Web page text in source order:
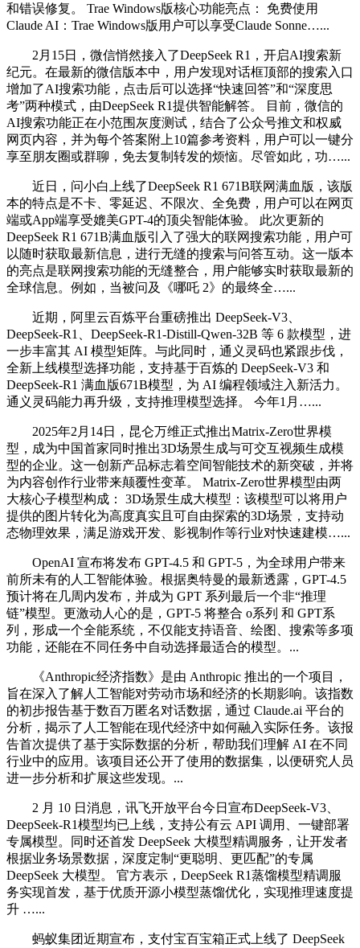
和错误修复。 Trae Windows版核心功能亮点： 免费使用
Claude AI：Trae Windows版用户可以享受Claude Sonne…...
2月15日，微信悄然接入了DeepSeek R1，开启AI搜索新
纪元。在最新的微信版本中，用户发现对话框顶部的搜索入口
增加了AI搜索功能，点击后可以选择“快速回答”和“深度思
考”两种模式，由DeepSeek R1提供智能解答。 目前，微信的
AI搜索功能正在小范围灰度测试，结合了公众号推文和权威
网页内容，并为每个答案附上10篇参考资料，用户可以一键分
享至朋友圈或群聊，免去复制转发的烦恼。尽管如此，功…...
近日，问小白上线了DeepSeek R1 671B联网满血版，该版
本的特点是不卡、零延迟、不限次、全免费，用户可以在网页
端或App端享受媲美GPT-4的顶尖智能体验。 此次更新的
DeepSeek R1 671B满血版引入了强大的联网搜索功能，用户可
以随时获取最新信息，进行无缝的搜索与问答互动。这一版本
的亮点是联网搜索功能的无缝整合，用户能够实时获取最新的
全球信息。例如，当被问及《哪吒 2》的最终全…...
近期，阿里云百炼平台重磅推出 DeepSeek-V3、
DeepSeek-R1、DeepSeek-R1-Distill-Qwen-32B 等 6 款模型，进
一步丰富其 AI 模型矩阵。与此同时，通义灵码也紧跟步伐，
全新上线模型选择功能，支持基于百炼的 DeepSeek-V3 和
DeepSeek-R1 满血版671B模型，为 AI 编程领域注入新活力。
通义灵码能力再升级，支持推理模型选择。 今年1月…...
2025年2月14日，昆仑万维正式推出Matrix-Zero世界模
型，成为中国首家同时推出3D场景生成与可交互视频生成模
型的企业。这一创新产品标志着空间智能技术的新突破，并将
为内容创作行业带来颠覆性变革。 Matrix-Zero世界模型由两
大核心子模型构成： 3D场景生成大模型：该模型可以将用户
提供的图片转化为高度真实且可自由探索的3D场景，支持动
态物理效果，满足游戏开发、影视制作等行业对快速建模…...
OpenAI 宣布将发布 GPT-4.5 和 GPT-5，为全球用户带来
前所未有的人工智能体验。根据奥特曼的最新透露，GPT-4.5
预计将在几周内发布，并成为 GPT 系列最后一个非“推理
链”模型。更激动人心的是，GPT-5 将整合 o系列 和 GPT系
列，形成一个全能系统，不仅能支持语音、绘图、搜索等多项
功能，还能在不同任务中自动选择最适合的模型。...
《Anthropic经济指数》是由 Anthropic 推出的一个项目，
旨在深入了解人工智能对劳动市场和经济的长期影响。该指数
的初步报告基于数百万匿名对话数据，通过 Claude.ai 平台的
分析，揭示了人工智能在现代经济中如何融入实际任务。该报
告首次提供了基于实际数据的分析，帮助我们理解 AI 在不同
行业中的应用。该项目还公开了使用的数据集，以便研究人员
进一步分析和扩展这些发现。...
2 月 10 日消息，讯飞开放平台今日宣布DeepSeek-V3、
DeepSeek-R1模型均已上线，支持公有云 API 调用、一键部署
专属模型。同时还首发 DeepSeek 大模型精调服务，让开发者
根据业务场景数据，深度定制“更聪明、更匹配”的专属
DeepSeek 大模型。 官方表示，DeepSeek R1蒸馏模型精调服
务实现首发，基于优质开源小模型蒸馏优化，实现推理速度提
升 …...
蚂蚁集团近期宣布，支付宝百宝箱正式上线了 DeepSeek